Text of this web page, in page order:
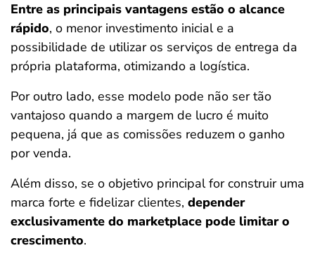
Entre as principais vantagens estão o alcance
rápido, o menor investimento inicial e a
possibilidade de utilizar os serviços de entrega da
própria plataforma, otimizando a logística.
Por outro lado, esse modelo pode não ser tão
vantajoso quando a margem de lucro é muito
pequena, já que as comissões reduzem o ganho
por venda.
Além disso, se o objetivo principal for construir uma
marca forte e fidelizar clientes, depender
exclusivamente do marketplace pode limitar o
crescimento.